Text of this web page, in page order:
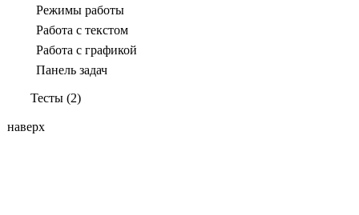
Режимы работы
Работа с текстом
Работа с графикой
Панель задач
Тесты (2)
наверх